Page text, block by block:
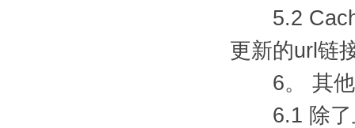
5.2 Cache
更新的url链
6。 其他
6.1 除了上